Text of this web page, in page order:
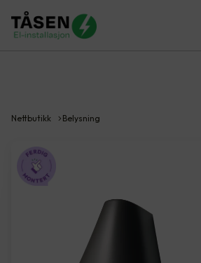
Nettbutikk Belysning